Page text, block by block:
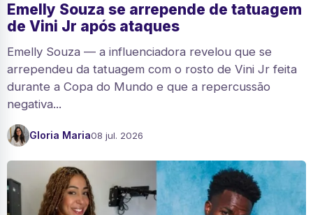
Emelly Souza se arrepende de tatuagem
de Vini Jr após ataques
Emelly Souza — a influenciadora revelou que se
arrependeu da tatuagem com o rosto de Vini Jr feita
durante a Copa do Mundo e que a repercussão
negativa...
Gloria Maria08 jul. 2026